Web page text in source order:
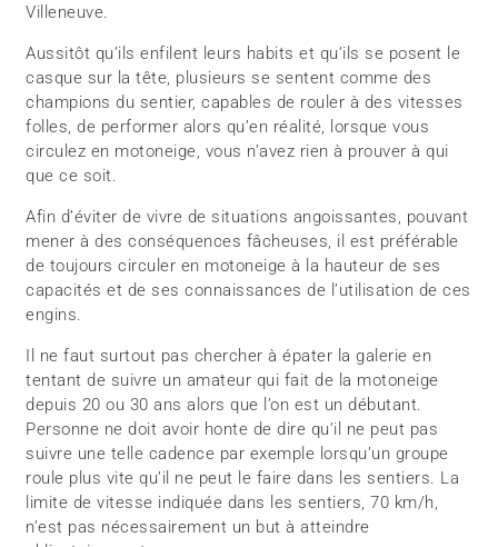
Villeneuve.
Aussitôt qu’ils enfilent leurs habits et qu’ils se posent le
casque sur la tête, plusieurs se sentent comme des
champions du sentier, capables de rouler à des vitesses
folles, de performer alors qu’en réalité, lorsque vous
circulez en motoneige, vous n’avez rien à prouver à qui
que ce soit.
Afin d’éviter de vivre de situations angoissantes, pouvant
mener à des conséquences fâcheuses, il est préférable
de toujours circuler en motoneige à la hauteur de ses
capacités et de ses connaissances de l’utilisation de ces
engins.
Il ne faut surtout pas chercher à épater la galerie en
tentant de suivre un amateur qui fait de la motoneige
depuis 20 ou 30 ans alors que l’on est un débutant.
Personne ne doit avoir honte de dire qu’il ne peut pas
suivre une telle cadence par exemple lorsqu’un groupe
roule plus vite qu’il ne peut le faire dans les sentiers. La
limite de vitesse indiquée dans les sentiers, 70 km/h,
n’est pas nécessairement un but à atteindre